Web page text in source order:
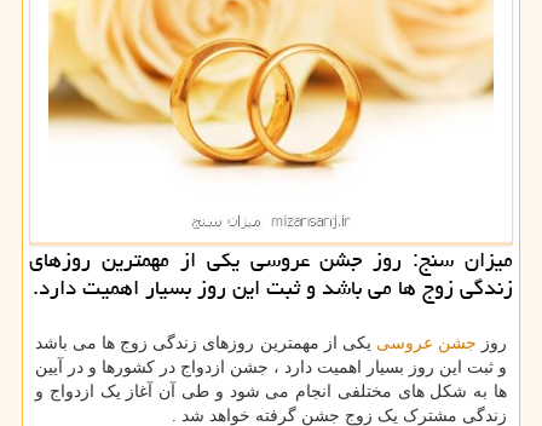
میزان سنج: روز جشن عروسی یكی از مهمترین روزهای
زندگی زوج ها می باشد و ثبت این روز بسیار اهمیت دارد.
روز جشن عروسی یکی از مهمترین روزهای زندگی زوج ها می باشد
و ثبت این روز بسیار اهمیت دارد ، جشن ازدواج در کشورها و در آیین
ها به شکل های مختلفی انجام می شود و طی آن آغاز یک ازدواج و
زندگی مشترک یک زوج جشن گرفته خواهد شد .